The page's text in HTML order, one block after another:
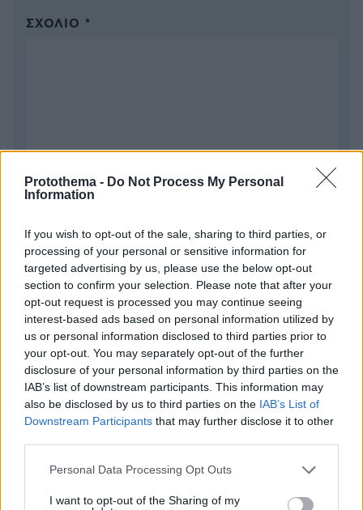
Protothema - Do Not Process My Personal
Information
If you wish to opt-out of the sale, sharing to third parties, or
processing of your personal or sensitive information for
targeted advertising by us, please use the below opt-out
section to confirm your selection. Please note that after your
opt-out request is processed you may continue seeing
interest-based ads based on personal information utilized by
us or personal information disclosed to third parties prior to
your opt-out. You may separately opt-out of the further
disclosure of your personal information by third parties on the
IAB’s list of downstream participants. This information may
also be disclosed by us to third parties on the IAB’s List of
Downstream Participants that may further disclose it to other
Please note that this website/app uses one or more Google
not limited to your visit or usage behaviour. You may click to
Personal Data Processing Opt Outs
I want to opt-out of the Sharing of my
ΣΧΌΛΙΟ *
Απομένουν2500 χαρακτήρες
* Υποχρεωτικά πεδία
ΡΟΗ ΕΙΔΗΣΕΩΝ
Ειδήσεις Δημοφιλή Σχολιασμένα
Φωτιά στο Αριοχώρι Καλαμάτας, επιχειρούν δύο